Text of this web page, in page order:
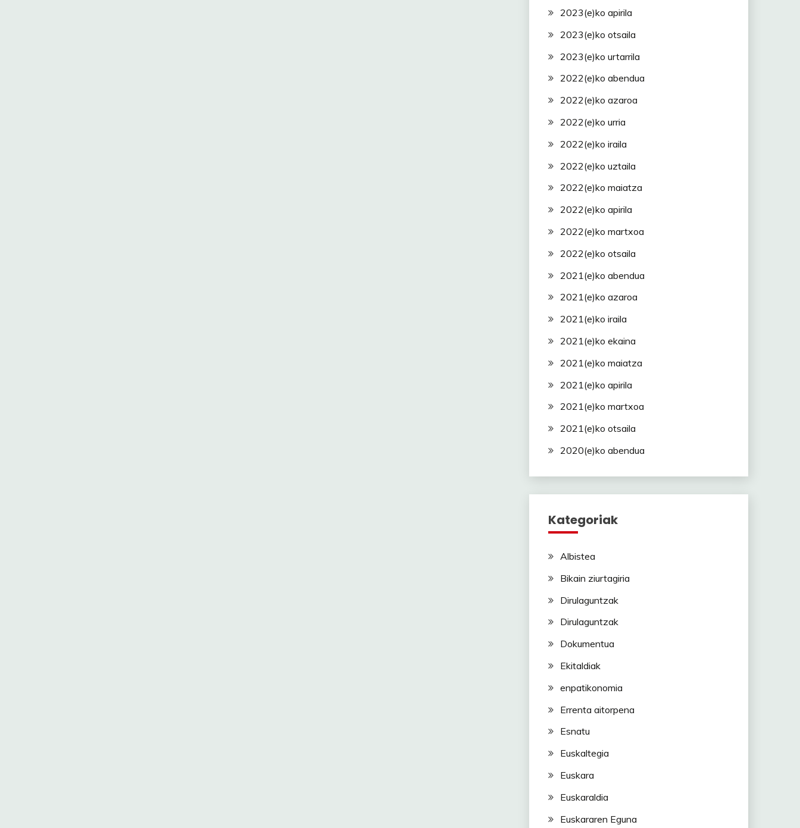
2023(e)ko apirila
2023(e)ko otsaila
2023(e)ko urtarrila
2022(e)ko abendua
2022(e)ko azaroa
2022(e)ko urria
2022(e)ko iraila
2022(e)ko uztaila
2022(e)ko maiatza
2022(e)ko apirila
2022(e)ko martxoa
2022(e)ko otsaila
2021(e)ko abendua
2021(e)ko azaroa
2021(e)ko iraila
2021(e)ko ekaina
2021(e)ko maiatza
2021(e)ko apirila
2021(e)ko martxoa
2021(e)ko otsaila
2020(e)ko abendua
Kategoriak
Albistea
Bikain ziurtagiria
Dirulaguntzak
Dirulaguntzak
Dokumentua
Ekitaldiak
enpatikonomia
Errenta aitorpena
Esnatu
Euskaltegia
Euskara
Euskaraldia
Euskararen Eguna